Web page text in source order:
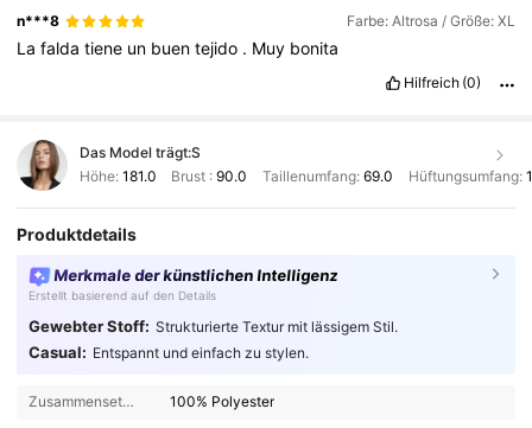
n***8 Farbe: Altrosa / Größe: XL
Lafaldatiene un buentejido . Muy bonita
Hilfreich (0)
Das Model trägt:S
Höhe: 181.0 Brust :90.0 Taillenumfang: 69.0 Hüftungsumfang:
Produktdetails
Merkmale der künstlichen Intelligenz
Erstellt basierend auf den Details
Gewebter Stoff: Strukturierte Textur mit lässigem Stil.
Casual: Entspannt und einfach zu stylen.
Zusammensetzung: 100% Polyester